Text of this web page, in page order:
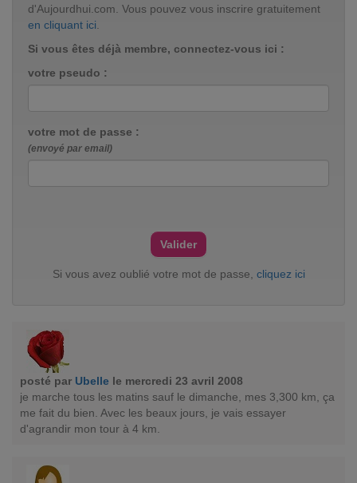
d'Aujourdhui.com. Vous pouvez vous inscrire gratuitement
en cliquant ici
Si vous êtes déjà membre, connectez-vous ici :
votre pseudo :
votre mot de passe :
(envoyé par email)
Si vous avez oublié votre mot de passe, cliquez ici
posté par Ubelle le mercredi 23 avril 2008
je marche tous les matins sauf le dimanche, mes 3,300 km, ça
me fait du bien. Avec les beaux jours, je vais essayer
d'agrandir mon tour à 4 km.